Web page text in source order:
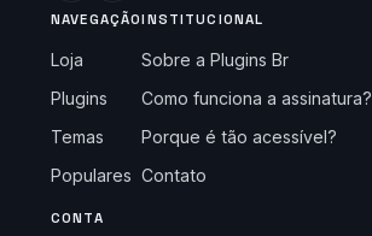
NAVEGAÇÃO
Loja
Plugins
Temas
Populares
INSTITUCIONAL
Sobre a Plugins Br
Como funciona a assinatura?
Porque é tão acessível?
Contato
CONTA